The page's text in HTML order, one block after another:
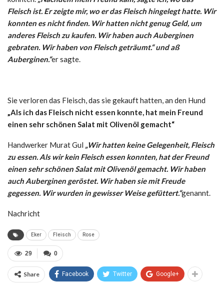
Fleisch ist. Er zeigte mir, wo er das Fleisch hingelegt hatte. Wir
konnten es nicht finden. Wir hatten nicht genug Geld, um
anderes Fleisch zu kaufen. Wir haben auch Auberginen
gebraten. Wir haben von Fleisch geträumt.“ und aß
Auberginen.“er sagte.
Sie verloren das Fleisch, das sie gekauft hatten, an den Hund
„Als ich das Fleisch nicht essen konnte, hat mein Freund
einen sehr schönen Salat mit Olivenöl gemacht“
Handwerker Murat Gul „Wir hatten keine Gelegenheit, Fleisch
zu essen. Als wir kein Fleisch essen konnten, hat der Freund
einen sehr schönen Salat mit Olivenöl gemacht. Wir haben
auch Auberginen geröstet. Wir haben sie mit Freude
gegessen. Wir wurden in gewisser Weise gefüttert.“genannt.
Nachricht
Eker Fleisch Rose
0
29
Share Facebook Twitter Google+